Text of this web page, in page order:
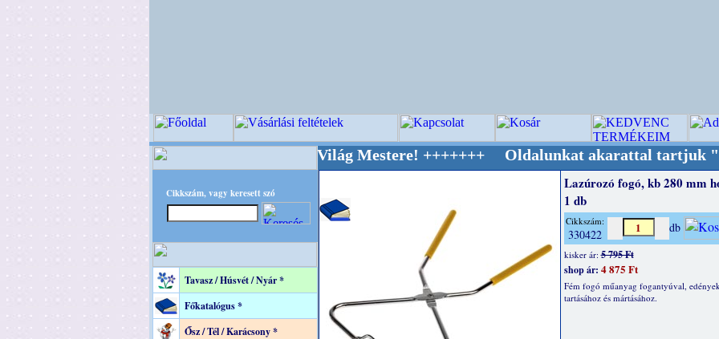
Cikkszám, vagy keresett szó
Tavasz / Húsvét / Nyár *
Főkatalógus *
Ősz / Tél / Karácsony *
+++++++ OPITEC - A Kreatív Világ Mestere! +++++++ Oldalunkat akarattal tartjuk
Lazúrozó fogó, kb 280 mm
1 db
Cikkszám:
330422 db
kisker ár:5 795 Ft
shop ár: 4 875 Ft
Fém fogó műanyag fogantyúval,
tartásához és mártásához.